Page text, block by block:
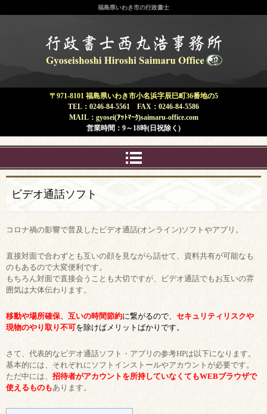
福島県 いわき市 | 行政書士 西丸浩
事務所
福島県いわき市の行政書士
〒971-8101 福島県いわき市小名浜字辰巳町36番地の5
TEL：0246-84-5561 FAX：0246-84-5586
MAIL：gyosei(ｱｯﾄﾏｰｸ)saimaru-office.com
営業時間：9～18時(日祝除く)
ビデオ通話ソフト
コロナ禍の影響で普及したビデオ通話(オンライン)ソフトやアプリ。
直接対面で合わずとも互いの顔を見ながら話せて、資料共有が可能なも
のもあるので大変便利です。
もちろん対面で直接会うことも大切ですが、ビデオ通話でもお互いの雰
囲気は大体伝わります。
移動や場所確保、互いの時間節約に繋がるので、 セキュリティリスクや
現物のやり取り不可を除けばメリットばかりです。
さて、代表的なビデオ通話ソフト・アプリの参考HPは以下になります。
基本的には、それぞれにソフトインストールやアカウントが必要です。
ただ中には、 招待者がアカウントを所持していなくてもWEBブラウザで
使えるものもあります。